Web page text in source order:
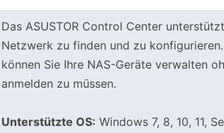
Das ASUSTOR Control Center
Netzwerk zu finden und zu
können Sie Ihre NAS-Geräte verwalten
anmelden zu müssen.
Unterstützte OS: Windows 7, 8, 10, 11,